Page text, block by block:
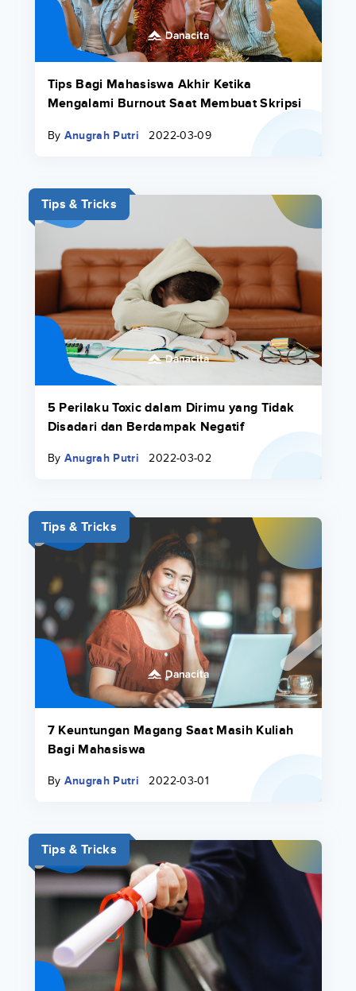
Tips Bagi Mahasiswa Akhir Ketika
Mengalami Burnout Saat Membuat Skripsi
By Anugrah Putri 2022-03-09
Tips & Tricks
5 Perilaku Toxic dalam Dirimu yang Tidak
Disadari dan Berdampak Negatif
By Anugrah Putri 2022-03-02
Tips & Tricks
7 Keuntungan Magang Saat Masih Kuliah
Bagi Mahasiswa
By Anugrah Putri 2022-03-01
Tips & Tricks